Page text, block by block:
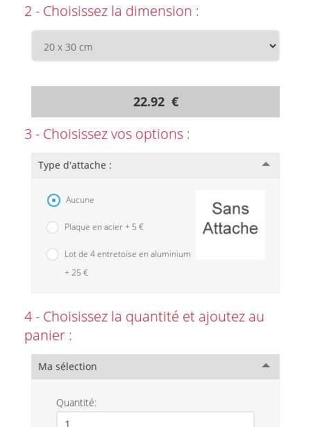
2 - Choisissez la dimension :
22.92 €
3 - Choisissez vos options :
Type d'attache :
Aucune
Plaque en acier + 5 €
Lot de 4 entretoise en aluminium
+ 25 €
4 - Choisissez la quantité et ajoutez au
panier :
Ma sélection
Quantité: